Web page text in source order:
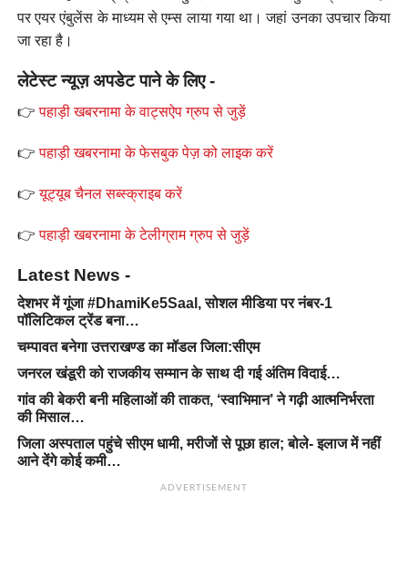
पर एयर एंबुलेंस के माध्यम से एम्स लाया गया था। जहां उनका उपचार किया
जा रहा है।
लेटेस्ट न्यूज़ अपडेट पाने के लिए -
👉पहाड़ी खबरनामा के वाट्सऐप ग्रुप से जुड़ें
👉पहाड़ी खबरनामा के फेसबुक पेज़ को लाइक करें
👉यूट्यूब चैनल सब्स्क्राइब करें
👉पहाड़ी खबरनामा के टेलीग्राम ग्रुप से जुड़ें
Latest News -
देशभर में गूंजा #DhamiKe5Saal, सोशल मीडिया पर नंबर-1
पॉलिटिकल ट्रेंड बना…
चम्पावत बनेगा उत्तराखण्ड का मॉडल जिला:सीएम
जनरल खंडूरी को राजकीय सम्मान के साथ दी गई अंतिम विदाई…
गांव की बेकरी बनी महिलाओं की ताकत, ‘स्वाभिमान’ ने गढ़ी आत्मनिर्भरता
की मिसाल…
जिला अस्पताल पहुंचे सीएम धामी, मरीजों से पूछा हाल; बोले- इलाज में नहीं
आने देंगे कोई कमी…
ADVERTISEMENT